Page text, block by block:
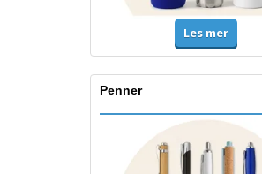
Les mer
Penner